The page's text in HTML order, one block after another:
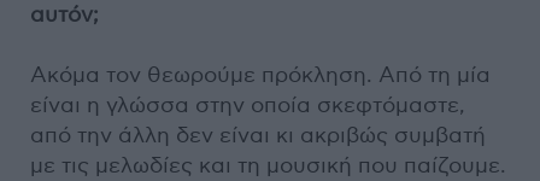
αυτόν;
Ακόμα τον θεωρούμε πρόκληση. Από τη μία
είναι η γλώσσα στην οποία σκεφτόμαστε,
από την άλλη δεν είναι κι ακριβώς συμβατή
με τις μελωδίες και τη μουσική που παίζουμε.